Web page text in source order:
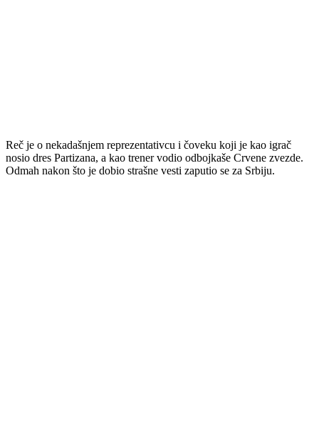
Reč je o nekadašnjem reprezentativcu i čoveku koji je kao igrač
nosio dres Partizana, a kao trener vodio odbojkaše Crvene zvezde.
Odmah nakon što je dobio strašne vesti zaputio se za Srbiju.